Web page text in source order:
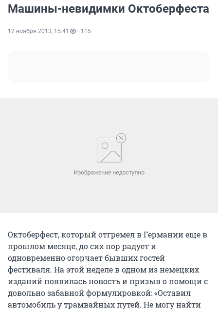
Машины-невидимки Октоберфеста
12 ноября 2013, 15:41 115
Октоберфест, который отгремел в Германии еще в
прошлом месяце, до сих пор радует и
одновременно огорчает бывших гостей
фестиваля. На этой неделе в одном из немецких
изданий появилась новость и призыв о помощи с
довольно забавной формулировкой: «Оставил
автомобиль у трамвайных путей. Не могу найти